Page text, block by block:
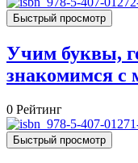
Быстрый просмотр
Учим буквы,
знакомимся с
0 Рейтинг
Быстрый просмотр